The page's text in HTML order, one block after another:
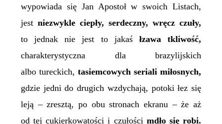
wypowiada się Jan Apostoł w swoich Listach,
jest niezwykle ciepły, serdeczny, wręcz czuły,
to jednak nie jest to jakaś łzawa tkliwość,
charakterystyczna dla brazylijskich
albo tureckich, tasiemcowych seriali miłosnych,
gdzie jedni do drugich wzdychają, potoki łez się
leją – zresztą, po obu stronach ekranu – że aż
od tej cukierkowatości i czułości mdło się robi.